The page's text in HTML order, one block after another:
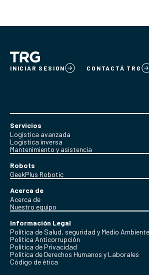
INICIAR SESION CONTACTÁ TRG
Servicios
Logística avanzada
Logística inversa
Mantenimiento y asistencia
Robots
GeekPlus Robotic
Acerca de
Acerca de
Nuestro equipo
Información Legal
Política de Salud, seguridad y Medio
Política Anticorrupción
Politica de Privacidad
Política de Derechos Humanos y Laborales
Código de ética